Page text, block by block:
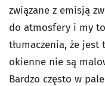
związane z emisją
do atmosfery i my
tłumaczenia, że jest
okienne nie są
Bardzo często w